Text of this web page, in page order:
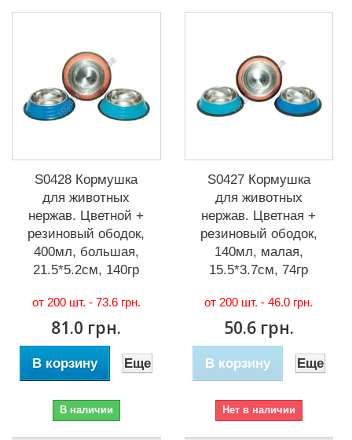
S0428 Кормушка
для животных
нержав. Цветной +
резиновый ободок,
400мл, большая,
21.5*5.2см, 140гр
от 200 шт. - 73.6 грн.
81.0 грн.
В корзину Еще
В наличии
S0427 Кормушка
для животных
нержав. Цветная +
резиновый ободок,
140мл, малая,
15.5*3.7см, 74гр
от 200 шт. -46.0 грн.
50.6 грн.
В корзину Еще
Нет в наличии